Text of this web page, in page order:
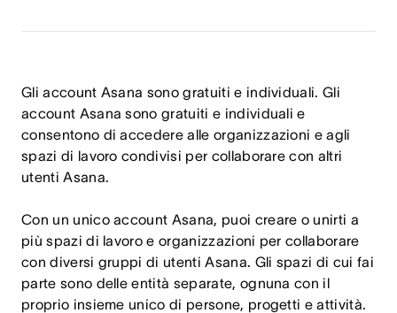
Gli account Asana sono gratuiti e individuali. Gli
account Asana sono gratuiti e individuali e
consentono di accedere alle organizzazioni e agli
spazi di lavoro condivisi per collaborare con altri
utenti Asana.
Con un unico account Asana, puoi creare o unirti a
più spazi di lavoro e organizzazioni per collaborare
con diversi gruppi di utenti Asana. Gli spazi di cui fai
parte sono delle entità separate, ognuna con il
proprio insieme unico di persone, progetti e attività.